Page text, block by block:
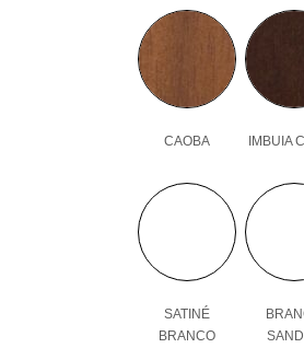
CAOBA IMBUIA
SATINÉ
BRANCO